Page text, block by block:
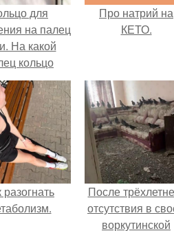
для
на палец
На какой
кольцо
Про натрий на
КЕТО.
разогнать
После
отсутствия в
воркутинской